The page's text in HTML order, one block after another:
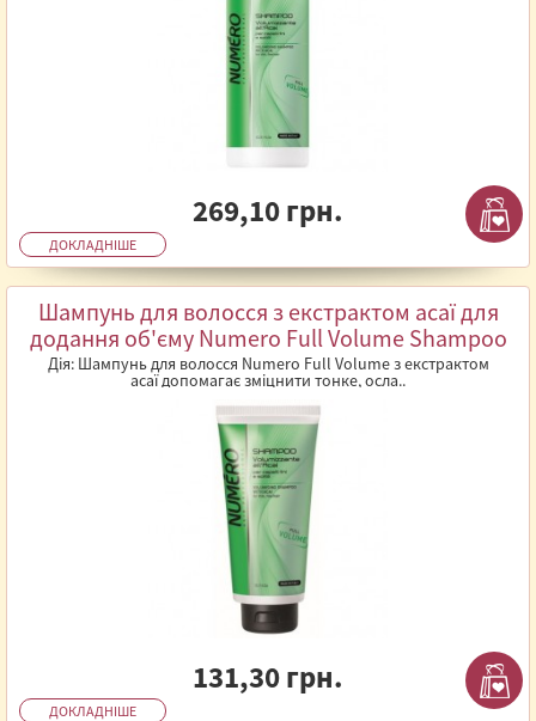
269,10 грн.
ДОКЛАДНІШЕ
Шампунь для волосся з екстрактом асаї для
додання об'єму Numero Full Volume Shampoo
300 мл
Дія: Шампунь для волосся Numero Full Volume з екстрактом
асаї допомагає зміцнити тонке, осла..
131,30 грн.
ДОКЛАДНІШЕ